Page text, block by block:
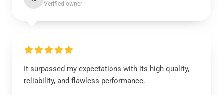
Verified owner
It surpassed my expectations with its high quality,
reliability, and flawless performance.